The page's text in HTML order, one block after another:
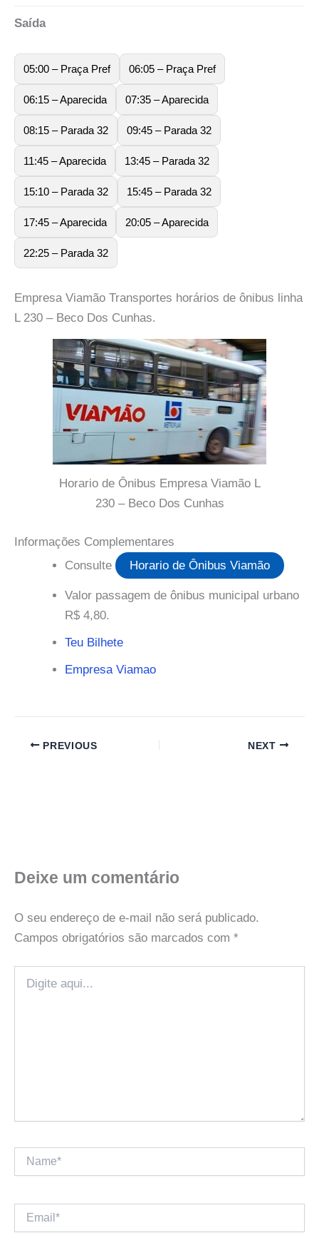
Saída
05:00 – Praça Pref 06:05 – Praça Pref
06:15 – Aparecida 07:35 – Aparecida
08:15 – Parada 32 09:45 – Parada 32
11:45 – Aparecida 13:45 – Parada 32
15:10 – Parada 32 15:45 – Parada 32
17:45 – Aparecida 20:05 – Aparecida
22:25 – Parada 32
Empresa Viamão Transportes horários de ônibus linha
L 230 – Beco Dos Cunhas.
Horario de Ônibus Empresa Viamão L
230 – Beco Dos Cunhas
Informações Complementares
Consulte
Horario de Ônibus Viamão
Valor passagem de ônibus municipal urbano
R$ 4,80.
Teu Bilhete
Empresa Viamao
PREVIOUS NEXT
Deixe um comentário
O seu endereço de e-mail não será publicado.
Campos obrigatórios são marcados com *
aqui...
Email*